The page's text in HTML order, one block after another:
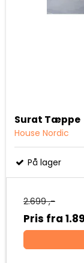
Surat Tæppe
House Nordic
På lager
2.699 ,-
Pris fra